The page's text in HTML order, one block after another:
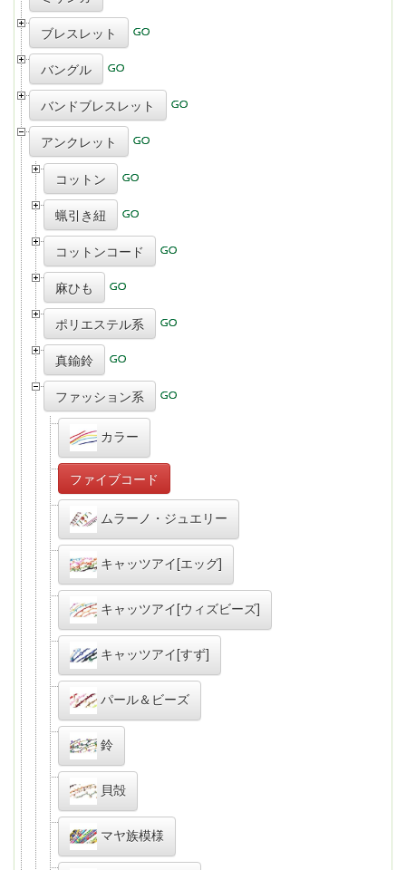
ブレスレット
バングル
バンドブレスレット
アンクレット
コットン
蝋引き紐
コットンコード
麻ひも
ポリエステル系
真鍮鈴
ファッション系
カラー
ファイブコード
ムラーノ・ジュエリー
キャッツアイ[エッグ]
キャッツアイ[ウィズビーズ]
キャッツアイ[すず]
パール＆ビーズ
鈴
貝殻
マヤ族模様